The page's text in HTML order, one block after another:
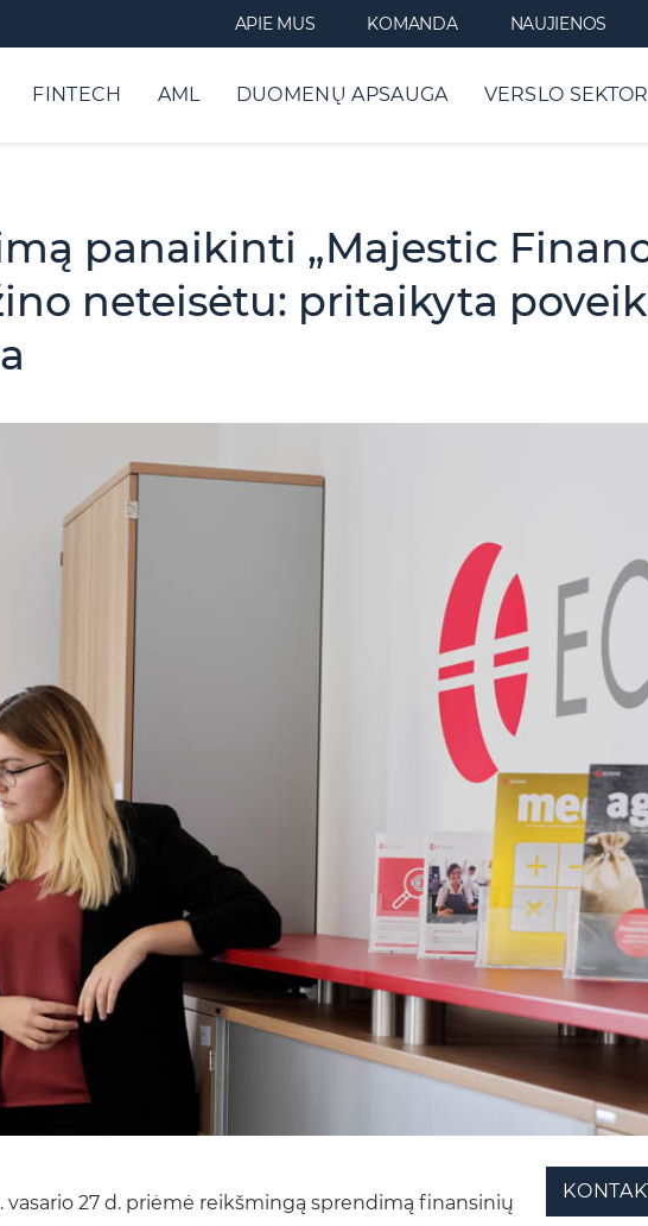
APIE MUS KOMANDA NAUJIENOS
FINTECH AML DUOMENŲ APSAUGA VERSLO
panaikinti „Majestic
neteisėtu: pritaikyta
27 d. priėmė reikšmingą sprendimą finansinių